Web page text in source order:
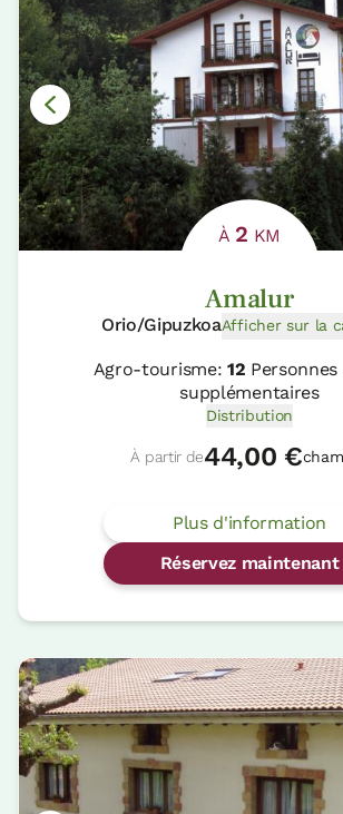
À 2 KM
Amalur
Orio/GipuzkoaAfficher sur la
Agro-tourisme: 12
supplémentaires
Distribution
À partir de44,00 €
Plus d'information
Réservez maintenant